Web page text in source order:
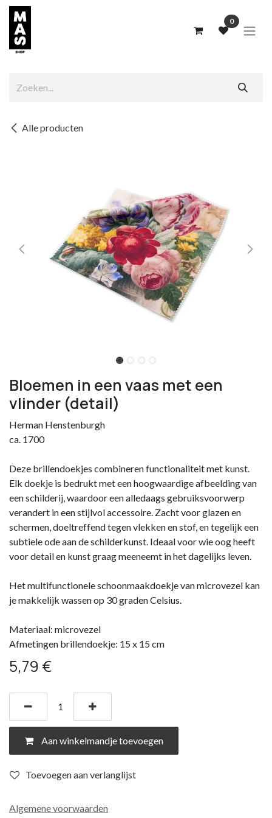
Overslaan naar inhoud
0
Alle producten
Bloemen in een vaas met een
vlinder (detail)
Herman Henstenburgh
ca. 1700
Deze brillendoekjes combineren functionaliteit met kunst.
Elk doekje is bedrukt met een hoogwaardige afbeelding van
een schilderij, waardoor een alledaags gebruiksvoorwerp
verandert in een stijlvol accessoire. Zacht voor glazen en
schermen, doeltreffend tegen vlekken en stof, en tegelijk een
subtiele ode aan de schilderkunst. Ideaal voor wie oog heeft
voor detail en kunst graag meeneemt in het dagelijks leven.
Het multifunctionele schoonmaakdoekje van microvezel kan
je makkelijk wassen op 30 graden Celsius.
Materiaal: microvezel
Afmetingen brillendoekje: 15 x 15 cm
5,79 €
Aan winkelmandje toevoegen
Toevoegen aan verlanglijst
Algemene voorwaarden